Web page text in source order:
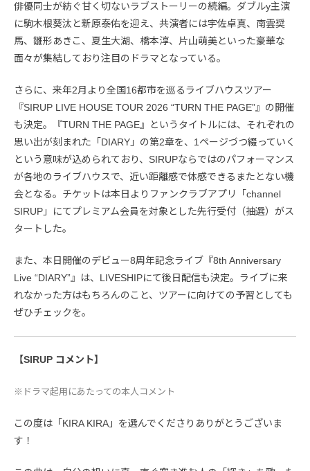
俳優同士が紡ぐ甘く切ないラブストーリーの続編。ダブルy主演
に駒木根葵汰と新原泰佑を迎え、共演者には宇佐卓真、南雲奨
馬、雛形あきこ、夏生大湖、橋本淳、片山萌美といった豪華な
面々が集結しており注目のドラマとなっている。
さらに、来年2月より全国16都市を巡るライブハウスツアー
『SIRUP LIVE HOUSE TOUR 2026 “TURN THE PAGE”』の開催
も決定。『TURN THE PAGE』というタイトルには、それぞれの
思い出が刻まれた「DIARY」の第2章を、1ページづつ綴っていく
という意味が込められており、SIRUPならではのパフォーマンス
が各地のライブハウスで、近い距離感で体感できるまたとない機
会となる。チケットは本日よりファンクラブアプリ「channel
SIRUP」にてプレミアム会員を対象とした先行受付（抽選）がス
タートした。
また、本日開催のデビュー8周年記念ライブ『8th Anniversary
Live “DIARY”』は、LIVESHIPにて後日配信も決定。ライブに来
れなかった方はもちろんのこと、ツアーに向けての予習としても
ぜひチェックを。
【SIRUP コメント】
※ドラマ起用にあたっての本人コメント
この度は「KIRA KIRA」を選んでくださりありがとうございま
す！